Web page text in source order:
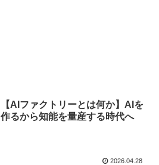
【AIファクトリーとは何か】AIを
作るから知能を量産する時代へ
2026.04.28